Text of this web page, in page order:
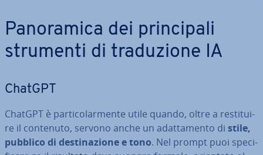
Pa­no­ra­mi­ca dei prin­ci­pa­li
strumenti di tra­du­zio­ne IA
ChatGPT
ChatGPT è par­ti­co­lar­men­te utile quando, oltre a re­sti­tui­
re il contenuto, servono anche un adat­ta­men­to di stile,
pubblico di de­sti­na­zio­ne e tono. Nel prompt puoi spe­ci­